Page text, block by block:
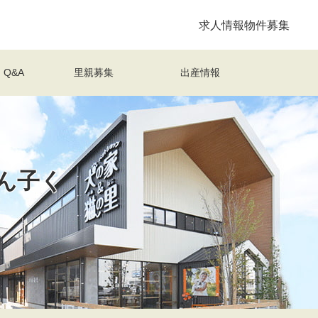
求人情報物件募集
Q&A 里親募集 出産情報
子く